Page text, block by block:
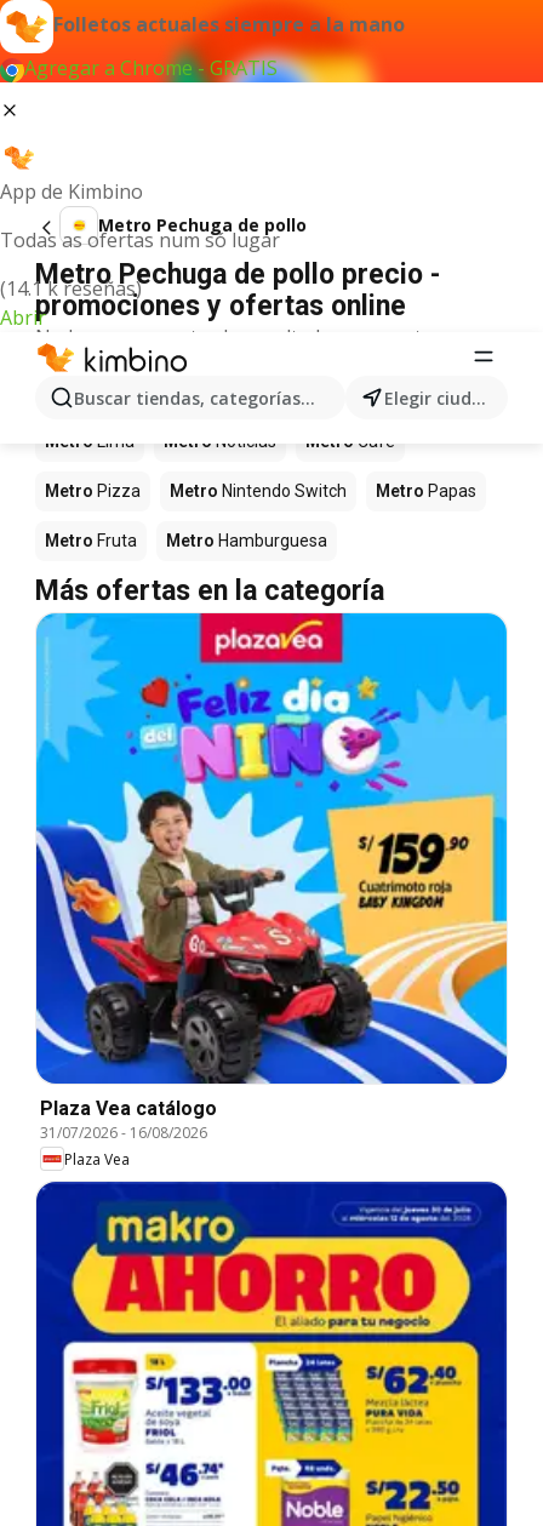
Folletos actuales siempre a la mano
Agregar a Chrome - GRATIS
App de Kimbino
Todas as ofertas num só lugar
(14.1 k reseñas)
Abrir
Buscar tiendas, categorías, productos... Elegir ciudad
Metro Pechuga de pollo
Metro Pechuga de pollo precio -
promociones y ofertas online
No hemos encontrado resultados para este
término.
Más productos en tiendas Metro
Metro Lima Metro Noticias Metro Café
Metro Pizza Metro Nintendo Switch Metro Papas
Metro Fruta Metro Hamburguesa
Más ofertas en la categoría
Plaza Vea catálogo
31/07/2026- 16/08/2026
Plaza Vea